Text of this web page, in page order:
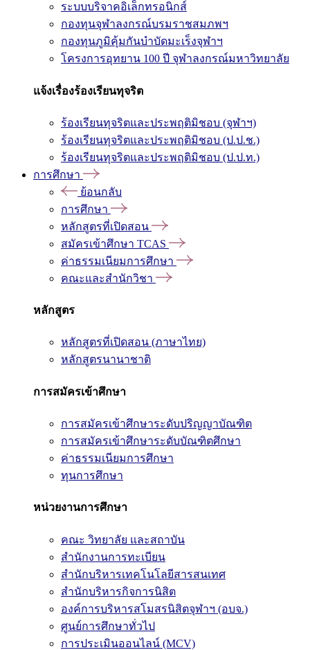
ระบบบริจาคอิเล็กทรอนิกส์
กองทุนจุฬาลงกรณ์บรมราชสมภพฯ
กองทุนภูมิคุ้มกันบำบัดมะเร็งจุฬาฯ
โครงการอุทยาน 100 ปี จุฬาลงกรณ์มหาวิทยาลัย
แจ้งเรื่องร้องเรียนทุจริต
ร้องเรียนทุจริตและประพฤติมิชอบ (จุฬาฯ)
ร้องเรียนทุจริตและประพฤติมิชอบ (ป.ป.ช.)
ร้องเรียนทุจริตและประพฤติมิชอบ (ป.ป.ท.)
การศึกษา
ย้อนกลับ
การศึกษา
หลักสูตรที่เปิดสอน
สมัครเข้าศึกษา TCAS
ค่าธรรมเนียมการศึกษา
คณะและสำนักวิชา
หลักสูตร
หลักสูตรที่เปิดสอน (ภาษาไทย)
หลักสูตรนานาชาติ
การสมัครเข้าศึกษา
การสมัครเข้าศึกษาระดับปริญญาบัณฑิต
การสมัครเข้าศึกษาระดับบัณฑิตศึกษา
ค่าธรรมเนียมการศึกษา
ทุนการศึกษา
หน่วยงานการศึกษา
คณะ วิทยาลัย และสถาบัน
สำนักงานการทะเบียน
สำนักบริหารเทคโนโลยีสารสนเทศ
สำนักบริหารกิจการนิสิต
องค์การบริหารสโมสรนิสิตจุฬาฯ (อบจ.)
ศูนย์การศึกษาทั่วไป
การประเมินออนไลน์ (MCV)